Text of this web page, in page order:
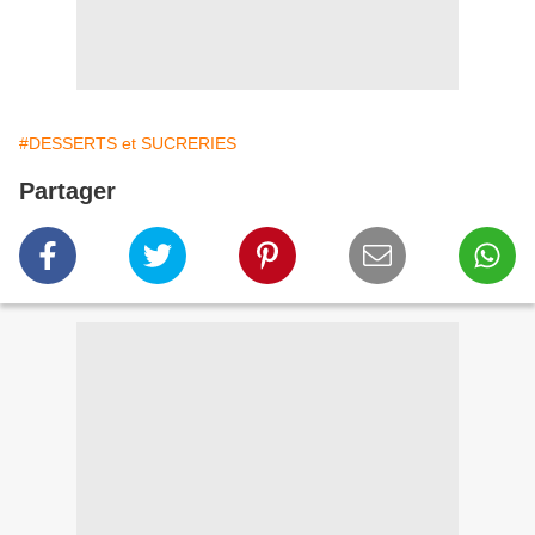
#DESSERTS et SUCRERIES
Partager